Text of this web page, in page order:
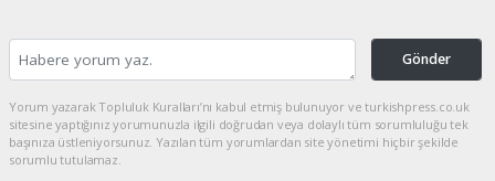
Gönder
Yorum yazarak Topluluk Kuralları’nı kabul etmiş bulunuyor ve turkishpress.co.uk
sitesine yaptığınız yorumunuzla ilgili doğrudan veya dolaylı tüm sorumluluğu tek
başınıza üstleniyorsunuz. Yazılan tüm yorumlardan site yönetimi hiçbir şekilde
sorumlu tutulamaz.